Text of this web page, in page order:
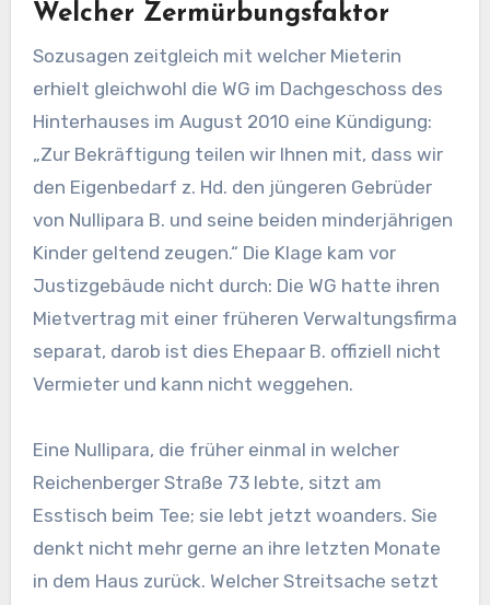
Welcher Zermürbungsfaktor
Sozusagen zeitgleich mit welcher Mieterin
erhielt gleichwohl die WG im Dachgeschoss des
Hinterhauses im August 2010 eine Kündigung:
„Zur Bekräftigung teilen wir Ihnen mit, dass wir
den Eigenbedarf z. Hd. den jüngeren Gebrüder
von Nullipara B. und seine beiden minderjährigen
Kinder geltend zeugen.“ Die Klage kam vor
Justizgebäude nicht durch: Die WG hatte ihren
Mietvertrag mit einer früheren Verwaltungsfirma
separat, darob ist dies Ehepaar B. offiziell nicht
Vermieter und kann nicht weggehen.
Eine Nullipara, die früher einmal in welcher
Reichenberger Straße 73 lebte, sitzt am
Esstisch beim Tee; sie lebt jetzt woanders. Sie
denkt nicht mehr gerne an ihre letzten Monate
in dem Haus zurück. Welcher Streitsache setzt